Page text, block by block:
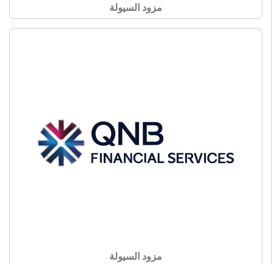
مزود السيولة
مزود السيولة